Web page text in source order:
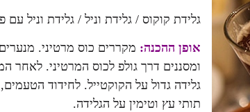
גלידת קוקוס / גלידת וניל / גלידת וניל עם
אופן ההכנה: מקררים כוס מרטיני.
ומסננים דרך גולפ לכוס המרטיני. לאחר
גלידה גדול על הקוקטייל. לחידוד הטעמים,
תותי עץ וטימין על הגלידה.